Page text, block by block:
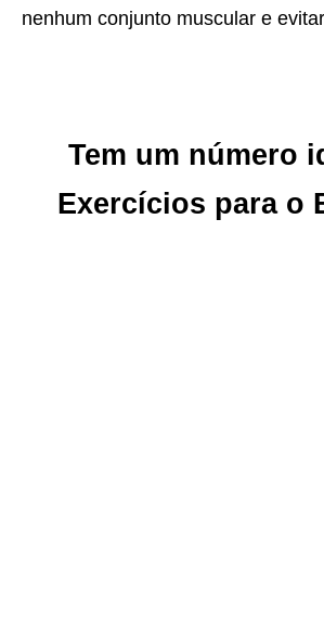
nenhum conjunto muscular e
Tem um número
Exercícios para o